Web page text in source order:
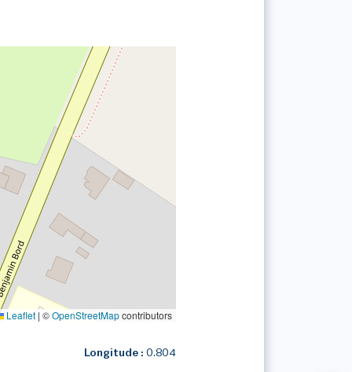
Leaflet | ©OpenStreetMapcontributors
Longitude : 0.804